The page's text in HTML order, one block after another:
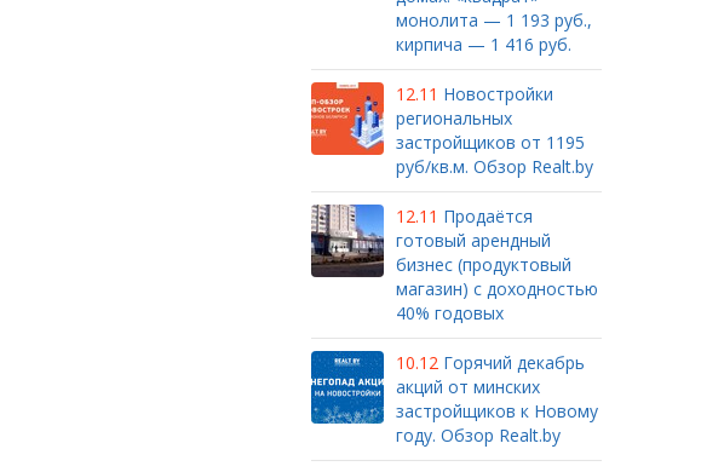
монолита — 1 193 руб.,
кирпича — 1 416 руб.
12.11 Новостройки
региональных
застройщиков от 1195
руб/кв.м. Обзор Realt.by
12.11 Продаётся
готовый арендный
бизнес (продуктовый
магазин) с доходностью
40% годовых
10.12 Горячий декабрь
акций от минских
застройщиков к Новому
году. Обзор Realt.by